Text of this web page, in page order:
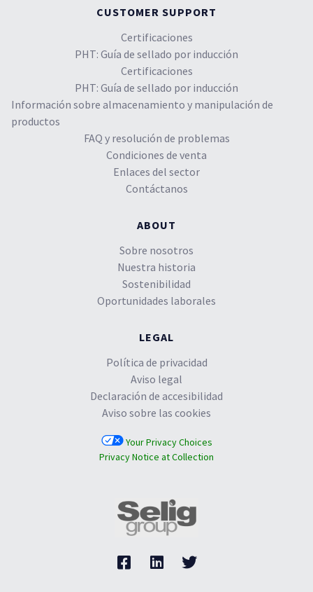
CUSTOMER SUPPORT
Certificaciones
PHT: Guía de sellado por inducción
Certificaciones
PHT: Guía de sellado por inducción
Información sobre almacenamiento y manipulación de
productos
FAQ y resolución de problemas
Condiciones de venta
Enlaces del sector
Contáctanos
ABOUT
Sobre nosotros
Nuestra historia
Sostenibilidad
Oportunidades laborales
LEGAL
Política de privacidad
Aviso legal
Declaración de accesibilidad
Aviso sobre las cookies
Your Privacy Choices
Privacy Notice at Collection